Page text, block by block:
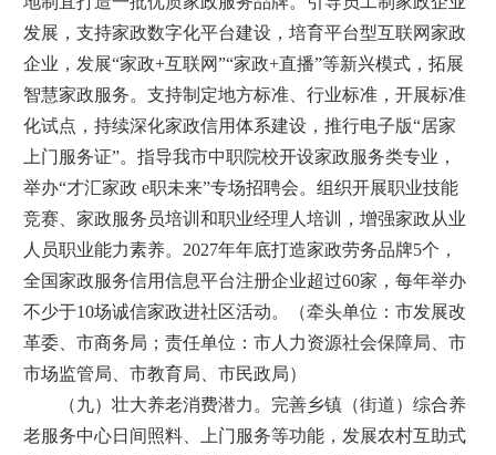
发展，支持家政数字化平台建设，培育平台型互联网家政
企业，发展“家政+互联网”“家政+直播”等新兴模式，拓展
智慧家政服务。支持制定地方标准、行业标准，开展标准
化试点，持续深化家政信用体系建设，推行电子版“居家
上门服务证”。指导我市中职院校开设家政服务类专业，
举办“才汇家政 e职未来”专场招聘会。组织开展职业技能
竞赛、家政服务员培训和职业经理人培训，增强家政从业
人员职业能力素养。2027年年底打造家政劳务品牌5个，
全国家政服务信用信息平台注册企业超过60家，每年举办
不少于10场诚信家政进社区活动。（牵头单位：市发展改
革委、市商务局；责任单位：市人力资源社会保障局、市
市场监管局、市教育局、市民政局）
（九）壮大养老消费潜力。完善乡镇（街道）综合养
老服务中心日间照料、上门服务等功能，发展农村互助式